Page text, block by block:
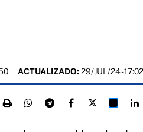
ACTUALIZADO: 29/JUL/24 - 17:02